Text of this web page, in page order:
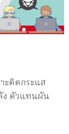
ะติดกระแส
ง ตัวแทนผัน